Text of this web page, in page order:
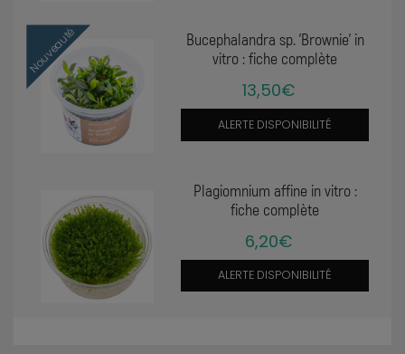
Nouveauté
Bucephalandra sp. ’Brownie’ in
vitro : fiche complète
13,50€
ALERTE DISPONIBILITÉ
Plagiomnium affine in vitro :
fiche complète
6,20€
ALERTE DISPONIBILITÉ